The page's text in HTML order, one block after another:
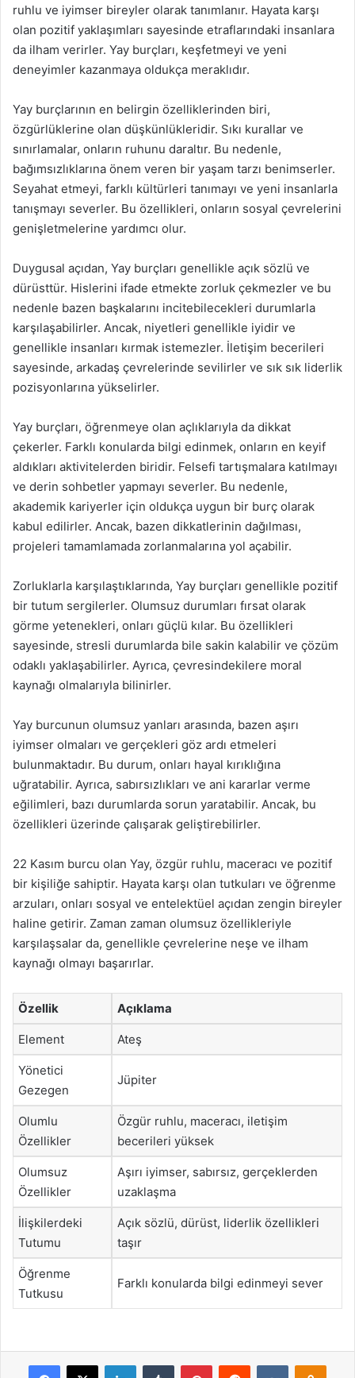
ruhlu ve iyimser bireyler olarak tanımlanır. Hayata karşı
olan pozitif yaklaşımları sayesinde etraflarındaki insanlara
da ilham verirler. Yay burçları, keşfetmeyi ve yeni
deneyimler kazanmaya oldukça meraklıdır.
Yay burçlarının en belirgin özelliklerinden biri,
özgürlüklerine olan düşkünlükleridir. Sıkı kurallar ve
sınırlamalar, onların ruhunu daraltır. Bu nedenle,
bağımsızlıklarına önem veren bir yaşam tarzı benimserler.
Seyahat etmeyi, farklı kültürleri tanımayı ve yeni insanlarla
tanışmayı severler. Bu özellikleri, onların sosyal çevrelerini
genişletmelerine yardımcı olur.
Duygusal açıdan, Yay burçları genellikle açık sözlü ve
dürüsttür. Hislerini ifade etmekte zorluk çekmezler ve bu
nedenle bazen başkalarını incitebilecekleri durumlarla
karşılaşabilirler. Ancak, niyetleri genellikle iyidir ve
genellikle insanları kırmak istemezler. İletişim becerileri
sayesinde, arkadaş çevrelerinde sevilirler ve sık sık liderlik
pozisyonlarına yükselirler.
Yay burçları, öğrenmeye olan açlıklarıyla da dikkat
çekerler. Farklı konularda bilgi edinmek, onların en keyif
aldıkları aktivitelerden biridir. Felsefi tartışmalara katılmayı
ve derin sohbetler yapmayı severler. Bu nedenle,
akademik kariyerler için oldukça uygun bir burç olarak
kabul edilirler. Ancak, bazen dikkatlerinin dağılması,
projeleri tamamlamada zorlanmalarına yol açabilir.
Zorluklarla karşılaştıklarında, Yay burçları genellikle pozitif
bir tutum sergilerler. Olumsuz durumları fırsat olarak
görme yetenekleri, onları güçlü kılar. Bu özellikleri
sayesinde, stresli durumlarda bile sakin kalabilir ve çözüm
odaklı yaklaşabilirler. Ayrıca, çevresindekilere moral
kaynağı olmalarıyla bilinirler.
Yay burcunun olumsuz yanları arasında, bazen aşırı
iyimser olmaları ve gerçekleri göz ardı etmeleri
bulunmaktadır. Bu durum, onları hayal kırıklığına
uğratabilir. Ayrıca, sabırsızlıkları ve ani kararlar verme
eğilimleri, bazı durumlarda sorun yaratabilir. Ancak, bu
özellikleri üzerinde çalışarak geliştirebilirler.
22 Kasım burcu olan Yay, özgür ruhlu, maceracı ve pozitif
bir kişiliğe sahiptir. Hayata karşı olan tutkuları ve öğrenme
arzuları, onları sosyal ve entelektüel açıdan zengin bireyler
haline getirir. Zaman zaman olumsuz özellikleriyle
karşılaşsalar da, genellikle çevrelerine neşe ve ilham
kaynağı olmayı başarırlar.
Özellik Açıklama
Element Ateş
Yönetici
Gezegen
Jüpiter
Olumlu
Özellikler
Özgür ruhlu, maceracı, iletişim
becerileri yüksek
Olumsuz
Özellikler
Aşırı iyimser, sabırsız, gerçeklerden
uzaklaşma
İlişkilerdeki
Tutumu
Açık sözlü, dürüst, liderlik özellikleri
taşır
Öğrenme
Tutkusu
Farklı konularda bilgi edinmeyi sever
Facebook
X LinkedInTumblr PinterestReddit VKontakte